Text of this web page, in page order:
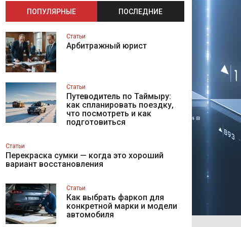
ПОПУЛЯРНЫЕ ПОСЛЕДНИЕ
Статьи
Арбитражный юрист
Статьи
Путеводитель по Таймыру:
как спланировать поездку,
что посмотреть и как
подготовиться
Статьи
Перекраска сумки — когда это хороший
вариант восстановления
Статьи
Как выбрать фаркоп для
конкретной марки и модели
автомобиля